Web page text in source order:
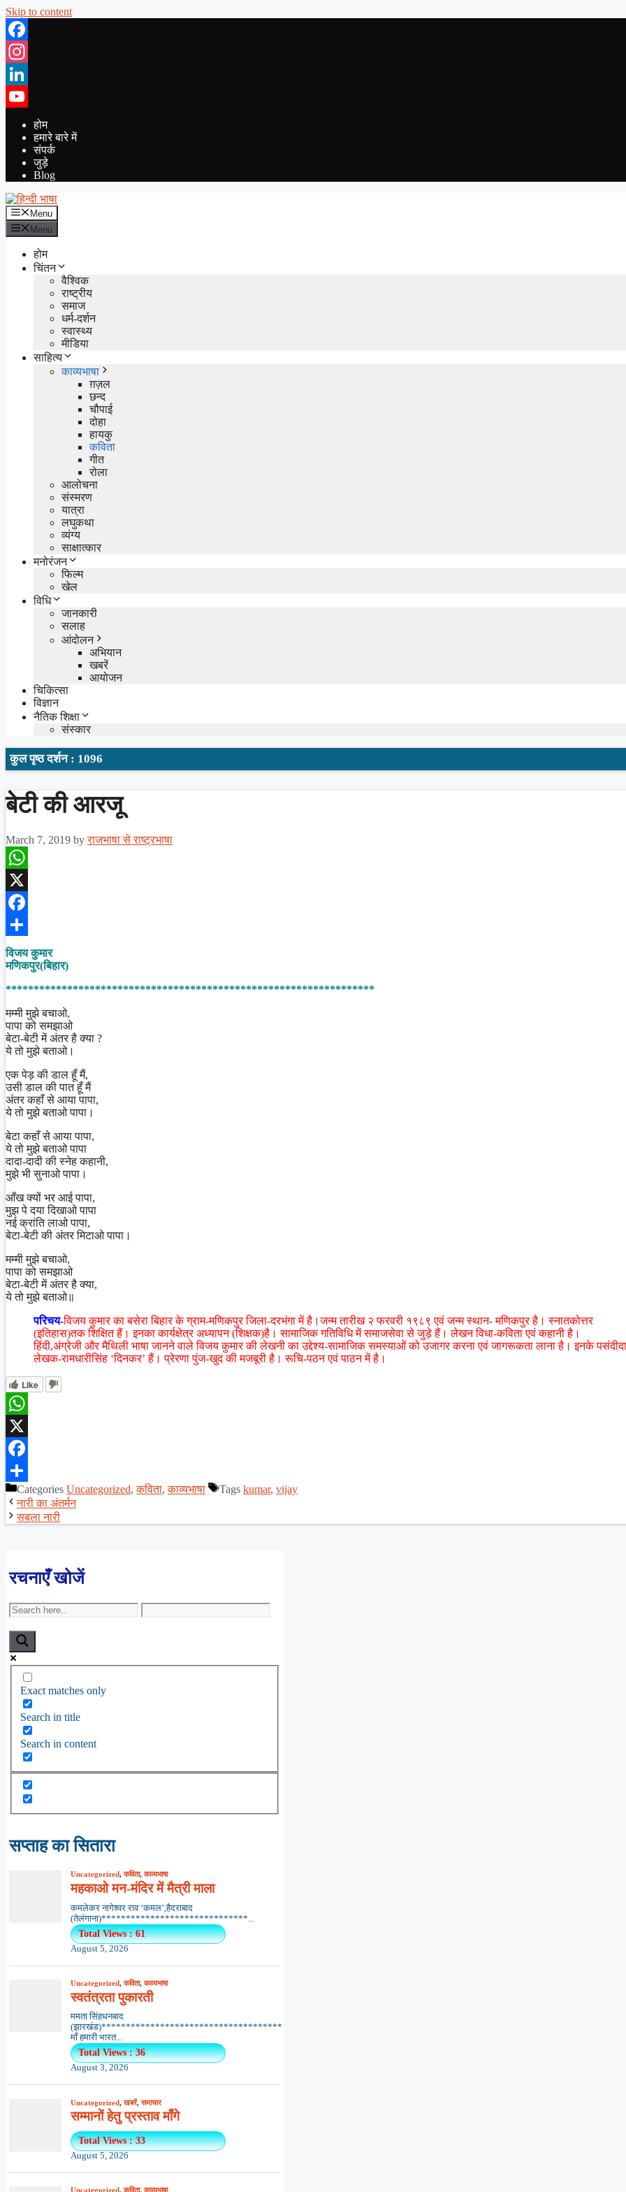
Skip to content
Facebook
Instagram
LinkedIn
YouTube
होम
हमारे बारे में
संपर्क
जुड़े
Blog
Menu
Menu
होम
चिंतन
वैश्विक
राष्ट्रीय
समाज
धर्म-दर्शन
स्वास्थ्य
मीडिया
साहित्य
काव्यभाषा
ग़ज़ल
छन्द
चौपाई
दोहा
हायकु
कविता
गीत
रोला
आलोचना
संस्मरण
यात्रा
लघुकथा
व्यंग्य
साक्षात्कार
मनोरंजन
फिल्म
खेल
विधि
जानकारी
सलाह
आंदोलन
अभियान
खबरें
आयोजन
चिकित्सा
विज्ञान
नैतिक शिक्षा
संस्कार
कुल पृष्ठ दर्शन : 1096
बेटी की आरजू
March 7, 2019 byराजभाषा से राष्ट्रभाषा
WhatsApp
X
Facebook
Share
विजय कुमार
मणिकपुर(बिहार)
******************************************************************
मम्मी मुझे बचाओ,
पापा को समझाओ
बेटा-बेटी में अंतर है क्या ?
ये तो मुझे बताओ।
एक पेड़ की डाल हूँ मैं,
उसी डाल की पात हूँ मैं
अंतर कहाँ से आया पापा,
ये तो मुझे बताओ पापा।
बेटा कहाँ से आया पापा,
ये तो मुझे बताओ पापा
दादा-दादी की स्नेह कहानी,
मुझे भी सुनाओ पापा।
आँख क्यों भर आई पापा,
मुझ पे दया दिखाओ पापा
नई क्रांति लाओ पापा,
बेटा-बेटी की अंतर मिटाओ पापा।
मम्मी मुझे बचाओ,
पापा को समझाओ
बेटा-बेटी में अंतर है क्या,
ये तो मुझे बताओ॥
परिचय-विजय कुमार का बसेरा बिहार के ग्राम-मणिकपुर जिला-दरभंगा में है।जन्म तारीख २ फरवरी १९८९ एवं जन्म स्थान- मणिकपुर है। स्नातकोत्तर
(इतिहास)तक शिक्षित हैं। इनका कार्यक्षेत्र अध्यापन (शिक्षक)है। सामाजिक गतिविधि में समाजसेवा से जुड़े हैं। लेखन विधा-कविता एवं कहानी है।
हिंदी,अंग्रेजी और मैथिली भाषा जानने वाले विजय कुमार की लेखनी का उद्देश्य-सामाजिक समस्याओं को उजागर करना एवं जागरूकता लाना है। इनके पसंदीदा
लेखक-रामधारीसिंह ‘दिनकर’ हैं। प्रेरणा पुंज-खुद की मजबूरी है। रूचि-पठन एवं पाठन में है।
Like
WhatsApp
X
Facebook
ShareCategories Uncategorized,कविता,काव्यभाषा Tags kumar, vijay
नारी का अंतर्मन
सबला नारी
रचनाएँ खोजें
Exact matches only
Search in title
Search in content
सप्ताह का सितारा
Uncategorized,कविता,काव्यभाषा
महकाओ मन-मंदिर में मैत्री माला
कमलेकर नागेश्वर राव ‘कमल’,हैदराबाद
(तेलंगाना)******************************...
Total Views : 61
August 5, 2026
Uncategorized,कविता,काव्यभाषा
स्वतंत्रता पुकारती
ममता सिंहधनबाद
(झारखंड)*************************************
माँ हमारी भारत...
Total Views : 36
August 3, 2026
Uncategorized,खबरें,समाचार
सम्मानों हेतु प्रस्ताव माँगे
Total Views : 33
August 5, 2026
Uncategorized,कविता,काव्यभाषा